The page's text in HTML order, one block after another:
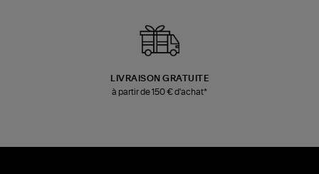
LIVRAISON GRATUITE
à partir de 150 € d'achat*